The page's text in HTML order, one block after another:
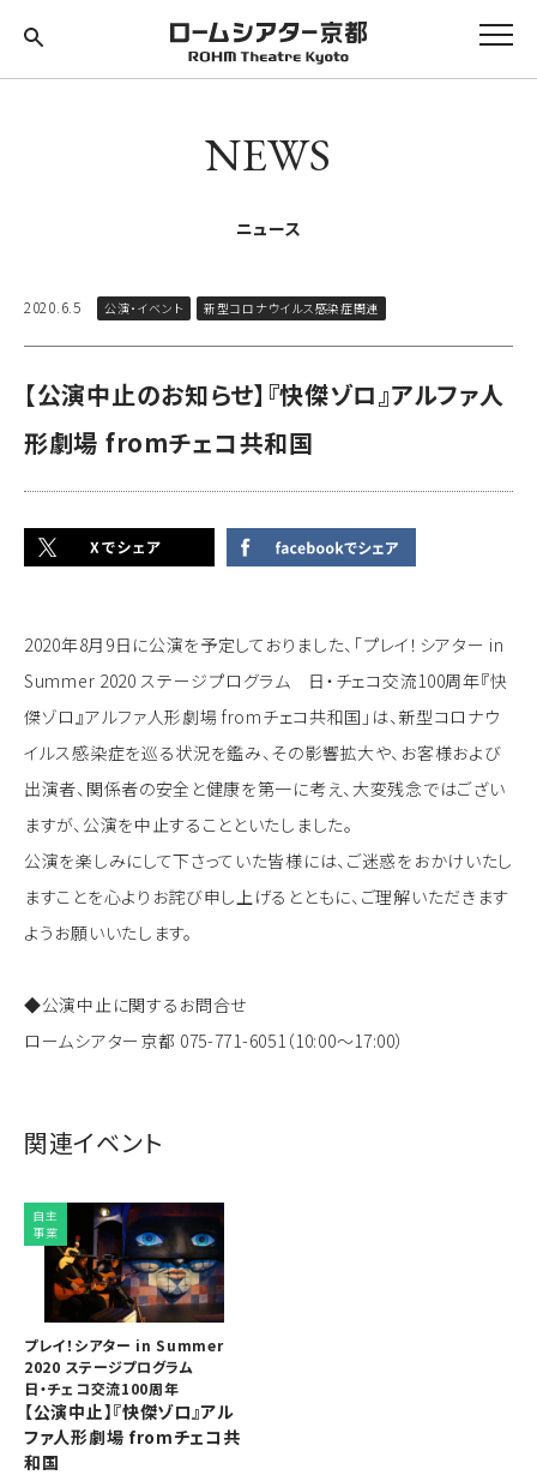
NEWS
ニュース
2020.6.5 公演・イベント 新型コロナウイルス感染症関連
【公演中止のお知らせ】『快傑ゾロ』アルファ人
形劇場 fromチェコ共和国
2020年8月9日に公演を予定しておりました、「プレイ！シアター in
Summer 2020 ステージプログラム 日・チェコ交流100周年『快
傑ゾロ』アルファ人形劇場 fromチェコ共和国」は、新型コロナウ
イルス感染症を巡る状況を鑑み、その影響拡大や、お客様および
出演者、関係者の安全と健康を第一に考え、大変残念ではござい
ますが、公演を中止することといたしました。
公演を楽しみにして下さっていた皆様には、ご迷惑をおかけいたし
ますことを心よりお詫び申し上げるとともに、ご理解いただきます
ようお願いいたします。
◆公演中止に関するお問合せ
ロームシアター京都 075-771-6051（10:00～17:00）
関連イベント
自主
事業
プレイ！シアター in Summer
2020 ステージプログラム
日・チェコ交流100周年
【公演中止】『快傑ゾロ』アル
ファ人形劇場 fromチェコ共
和国